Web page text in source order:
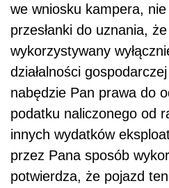
we wniosku kampera, nie
przesłanki do uznania,
wykorzystywany
działalności
nabędzie Pan prawa do
podatku naliczonego od
innych wydatków
przez Pana sposób
potwierdza, że pojazd ten